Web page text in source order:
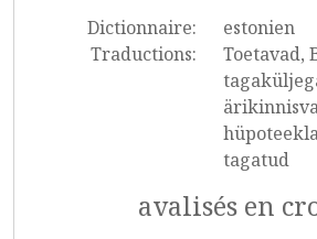
Dictionnaire:
estonien
Traductions:
Toetavad,
tagatud
avalisés en